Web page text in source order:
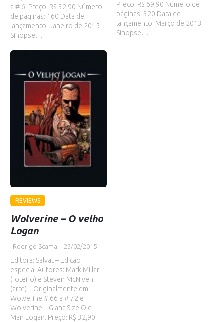
a # 6. Preço: R$ 32,90 Número
de páginas: 160 Data de
lançamento: Janeiro de 2015
Sinopse…
Preço: R$ 69,90 Número de
páginas: 320 Data de
lançamento: Março de 2013
Sinopse…
REVIEWS
Wolverine – O velho
Logan
Rodrigo Scama 23/02/2015
Editora: Salvat – Edição
especial Autores: Mark Millar
(roteiro) e Steven McNiven
(arte) – Originalmente em
Wolverine # 66 a # 72 e
Wolverine – Giant-Size Old
Man Logan. Preço: R$ 32,90